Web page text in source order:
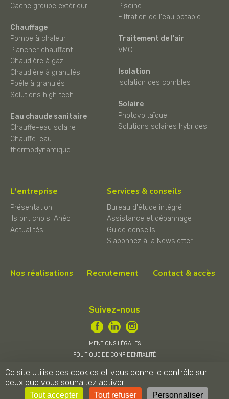
Cache groupe extérieur
Chauffage
Pompe à chaleur
Plancher chauffant
Chaudière à gaz
Chaudière à granulés
Poêle à granulés
Solutions high tech
Eau chaude sanitaire
Chauffe-eau solaire
Chauffe-eau
thermodynamique
Piscine
Filtration de l'eau potable
Traitement de l'air
VMC
Isolation
Isolation des combles
Solaire
Photovoltaïque
Solutions solaires hybrides
L'entreprise
Présentation
Ils ont choisi Anéo
Actualités
Services & conseils
Bureau d'étude intégré
Assistance et dépannage
Guide conseils
S'abonnez à la Newsletter
Nos réalisations Recrutement Contact & accès
Suivez-nous
MENTIONS LÉGALES
POLITIQUE DE CONFIDENTIALITÉ
ANÉO © 2026
Ce site utilise des cookies et vous donne le contrôle sur
ceux que vous souhaitez activer
Tout accepter Tout refuser Personnaliser